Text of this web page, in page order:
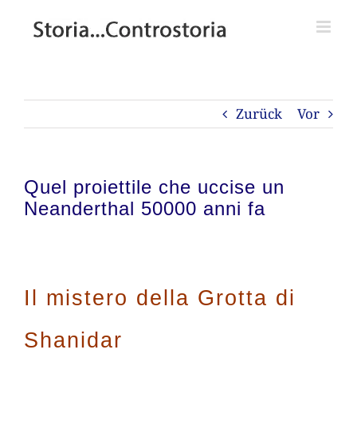
Inhalt
springen
Zurück Vor
Quel proiettile che uccise un
Neanderthal 50000 anni fa
Il mistero della Grotta di
Shanidar